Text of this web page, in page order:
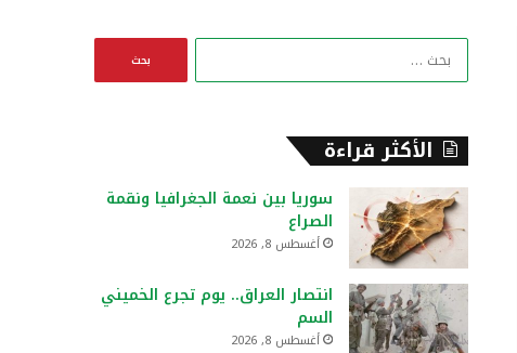
ا
ن
:
الأكثر قراءة
سوريا بين نعمة الجغرافيا ونقمة
الصراع
أغسطس 8, 2026
انتصار العراق.. يوم تجرع الخميني
السم
أغسطس 8, 2026